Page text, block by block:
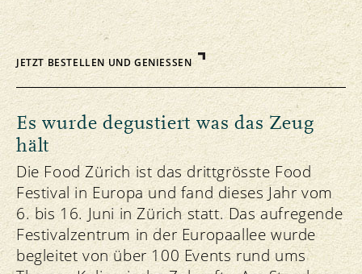
JETZT BESTELLEN UND GENIESSEN
Es wurde degustiert was das Zeug
hält
Die Food Zürich ist das drittgrösste Food
Festival in Europa und fand dieses Jahr vom
6. bis 16. Juni in Zürich statt. Das aufregende
Festivalzentrum in der Europaallee wurde
begleitet von über 100 Events rund ums